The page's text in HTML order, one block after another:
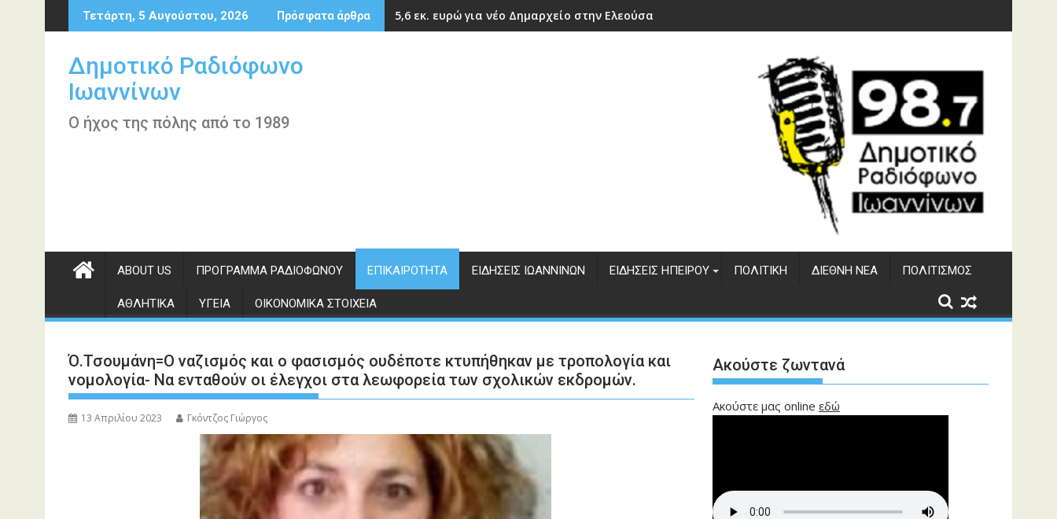
Περάστε
στο
Τετάρτη, 5 Αυγούστου, 2026 Πρόσφατα άρθρα 5,6 εκ. ευρώ για νέο Δημαρχείο στην Ελεούσα
Δημοτικό Ραδιόφωνο
Ιωαννίνων
Ο ήχος της πόλης από το 1989
ABOUT US ΠΡΌΓΡΑΜΜΑ ΡΑΔΙΟΦΏΝΟΥ ΕΠΙΚΑΙΡΌΤΗΤΑ ΕΙΔΉΣΕΙΣ ΙΩΑΝΝΊΝΩΝ ΕΙΔΉΣΕΙΣ ΗΠΕΊΡΟΥ ΠΟΛΙΤΙΚΉ ΔΙΕΘΝΉ ΝΈΑ ΠΟΛΙΤΙΣΜΌΣ
ΑΘΛΗΤΙΚΆ ΥΓΕΊΑ ΟΙΚΟΝΟΜΙΚΆ ΣΤΟΙΧΕΊΑ
Ό.Τσουμάνη=Ο ναζισμός και ο φασισμός ουδέποτε κτυπήθηκαν με τροπολογία και
νομολογία- Να ενταθούν οι έλεγχοι στα λεωφορεία των σχολικών εκδρομών.
13 Απριλίου 2023 Γκόντζος Γιώργος
Ακούστε ζωντανά
Ακούστε μας online εδώ